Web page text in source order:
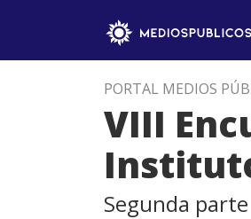
PORTAL MEDIOS
VIII
Segunda parte